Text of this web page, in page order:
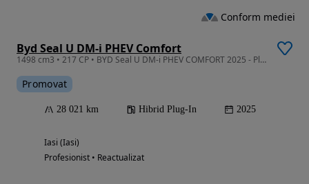
Byd Seal U DM-i PHEV Comfort
1498 cm3 • 217 CP • BYD Seal U DM-i PHEV COMFORT 2025 - Plug-in Hybrid
Promovat
28 021 km Hibrid Plug-In 2025
Iasi (Iasi)
Profesionist • Reactualizat
Conform mediei